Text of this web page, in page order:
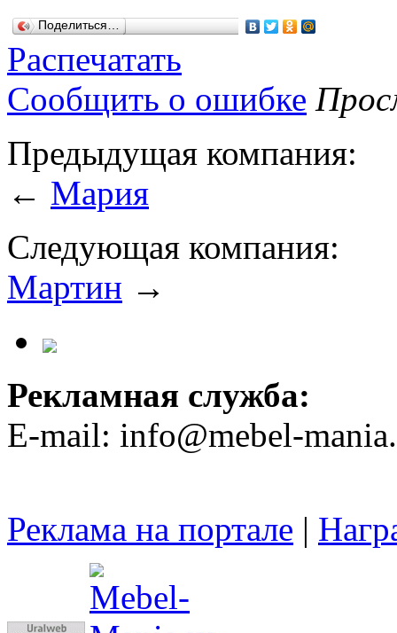
Поделиться…
Распечатать
Сообщить о ошибке
Предыдущая компания:
← Мария
Следующая компания:
Мартин →
Рекламная служба:
E-mail: info@mebel-
Реклама на портале |